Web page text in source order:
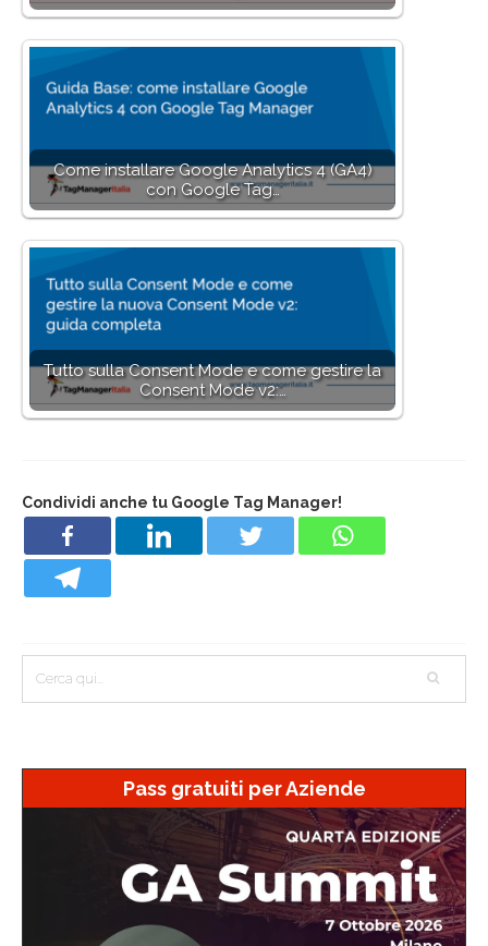
Come installare Google Analytics 4 (GA4)
con Google Tag…
Tutto sulla Consent Mode e come gestire la
Consent Mode v2:…
Condividi anche tu Google Tag Manager!
Pass gratuiti per Aziende